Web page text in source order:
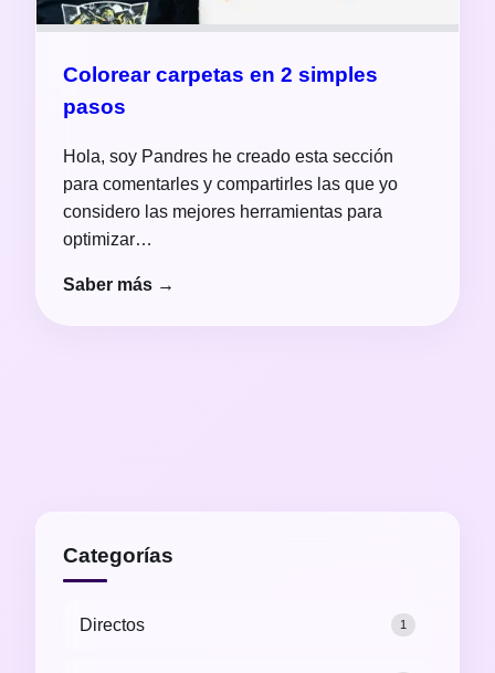
Colorear carpetas en 2 simples
pasos
Hola, soy Pandres he creado esta sección
para comentarles y compartirles las que yo
considero las mejores herramientas para
optimizar…
Saber más →
Categorías
Directos 1